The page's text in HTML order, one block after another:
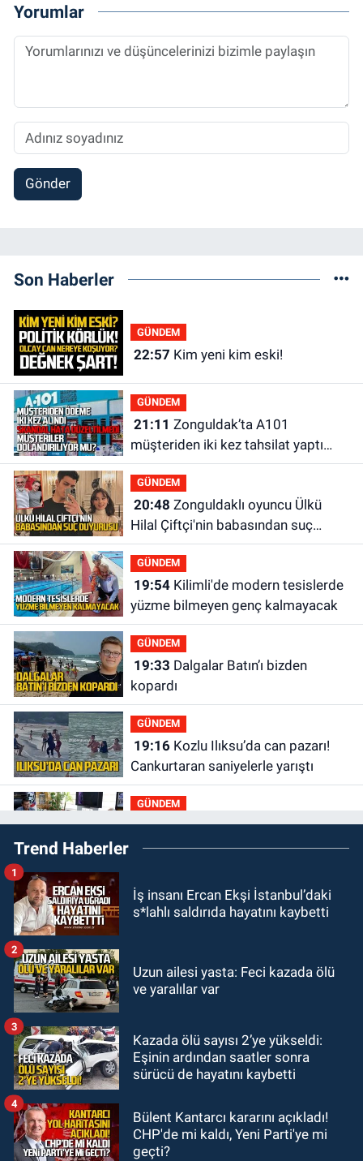
Yorumlar
Gönder
Son Haberler
GÜNDEM
22:57 Kim yeni kim eski!
GÜNDEM
21:11
müşteriden iki kez tahsilat yaptı
geri ödemiyor!
GÜNDEM
20:48
Hilal Çiftçi'nin babasından suç
duyurusu
GÜNDEM
19:54Kilimli'de modern tesislerde
yüzme bilmeyen genç kalmayacak
GÜNDEM
19:33
kopardı
GÜNDEM
19:16Kozlu Ilıksu’da can pazarı!
Cankurtaran saniyelerle yarıştı
GÜNDEM
19:01Çaycumalılar Derneği
Başkanı Savaş Çiloğlu GMİS
17:45Kozlu Belediyespor, Tezcan
Gökmen'i kadrosuna kattı
17:39Şampiyondan GMİS'e
Zonguldak
13:39
görevinden ayrıldı.
Trend Haberler
İş insanı Ercan Ekşi İstanbul’daki
s*lahlı saldırıda hayatını kaybetti
1
Uzun ailesi yasta: Feci kazada ölü
ve yaralılar var
2
Kazada ölü sayısı 2’ye yükseldi:
Eşinin ardından saatler sonra
sürücü de hayatını kaybetti
3
Bülent Kantarcı kararını açıkladı!
CHP'de mi kaldı, Yeni Parti'ye mi
geçti?
4